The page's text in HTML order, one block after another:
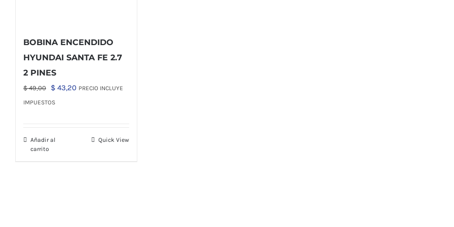
BOBINA ENCENDIDO
HYUNDAI SANTA FE 2.7
2 PINES
$49,00
El
precio
$ 49,00.
$ 43,20El
$ 43,20.
PRECIO INCLUYE
IMPUESTOS
Añadir al
carrito
Quick View